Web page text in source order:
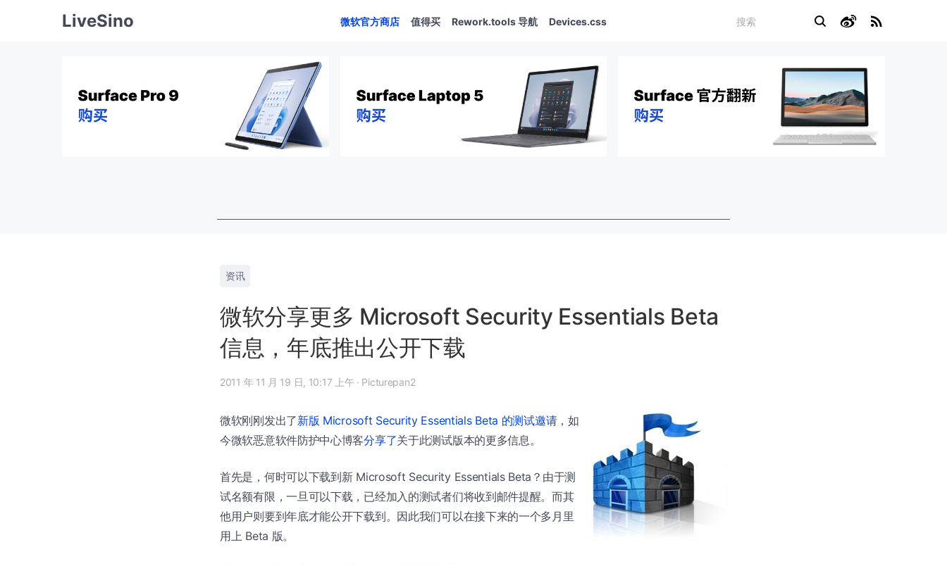
LiveSino 微软官方商店 值得买 Rework.tools 导航 Devices.css
资讯
微软分享更多 Microsoft Security Essentials Beta
信息，年底推出公开下载
2011 年 11 月 19 日, 10:17 上午 · Picturepan2
微软刚刚发出了新版 Microsoft Security Essentials Beta 的测试邀请，如
今微软恶意软件防护中心博客分享了关于此测试版本的更多信息。
首先是，何时可以下载到新 Microsoft Security Essentials Beta？由于测
试名额有限，一旦可以下载，已经加入的测试者们将收到邮件提醒。而其
他用户则要到年底才能公开下载到。因此我们可以在接下来的一个多月里
用上 Beta 版。